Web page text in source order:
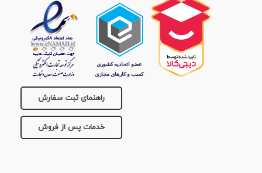
راهنمای ثبت سفارش
خدمات پس از فروش